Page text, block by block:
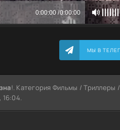
МЫ В
!. Категория Фильмы / Триллеры /